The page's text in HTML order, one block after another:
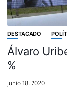
DESTACADO
Álvaro
%
junio 18, 2020